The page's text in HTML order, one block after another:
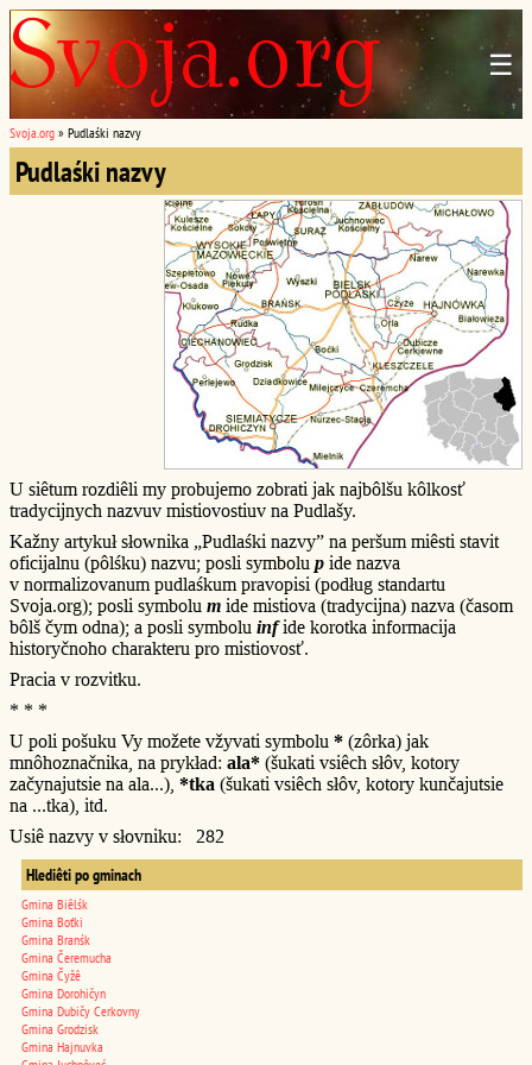
☰
Svoja.org » Pudlaśki nazvy
Pudlaśki nazvy
U siêtum rozdiêli my probujemo zobrati jak najbôlšu kôlkosť
tradycijnych nazvuv mistiovostiuv na Pudlašy.
Kažny artykuł słownika „Pudlaśki nazvy” na peršum miêsti stavit
oficijalnu (pôlśku) nazvu; posli symbolu p ide nazva
v normalizovanum pudlaśkum pravopisi (podług standartu
Svoja.org); posli symbolu m ide mistiova (tradycijna) nazva (časom
bôlš čym odna); a posli symbolu infide korotka informacija
historyčnoho charakteru pro mistiovosť.
Pracia v rozvitku.
* * *
U poli pošuku Vy možete vžyvati symbolu * (zôrka) jak
mnôhoznačnika, na prykład: ala* (šukati vsiêch słôv, kotory
začynajutsie na ala...), *tka (šukati vsiêch słôv, kotory kunčajutsie
na ...tka), itd.
Usiê nazvy v słovniku: 282
Hlediêti po gminach
Gmina Biêlśk
Gmina Boťki
Gmina Branśk
Gmina Čeremucha
Gmina Čyžê
Gmina Dorohičyn
Gmina Dubičy Cerkovny
Gmina Grodzisk
Gmina Hajnuvka